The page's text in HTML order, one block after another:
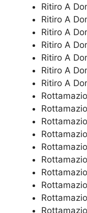
Ritiro A
Ritiro A
Ritiro A
Ritiro A
Ritiro A
Ritiro A
Ritiro A